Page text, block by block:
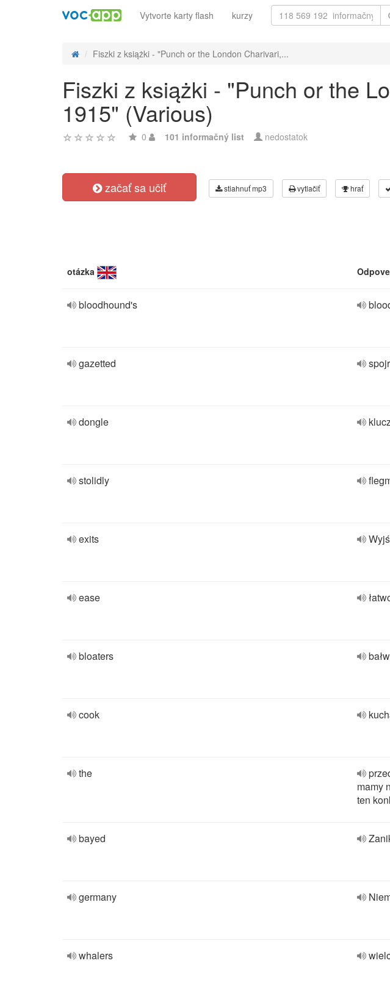
Vytvorte karty flash kurzy
Fiszki z książki - "Punch or the London Charivari,...
Fiszki z książki - "Punch or the
1915" (Various)
0 101 informačný list nedostatok
začať sa učiť stiahnuť mp3 vytlačiť hrať
otázka
bloodhound's
gazetted
dongle
stolidly
exits
ease
bloaters
cook
the
mamy
ten
bayed
germany
whalers